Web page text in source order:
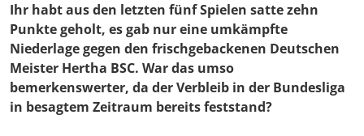
Ihr habt aus den letzten fünf Spielen satte zehn
Punkte geholt, es gab nur eine umkämpfte
Niederlage gegen den frischgebackenen Deutschen
Meister Hertha BSC. War das umso
bemerkenswerter, da der Verbleib in der Bundesliga
in besagtem Zeitraum bereits feststand?